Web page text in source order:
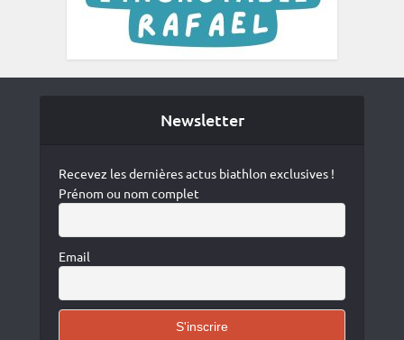
Newsletter
Recevez les dernières actus biathlon exclusives !
Prénom ou nom complet
Email